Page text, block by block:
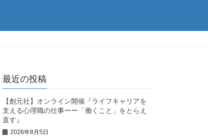
最近の投稿
【創元社】オンライン開催『ライフキャリアを
支える心理職の仕事ーー「働くこと」をとらえ
直す』
2026年8月5日